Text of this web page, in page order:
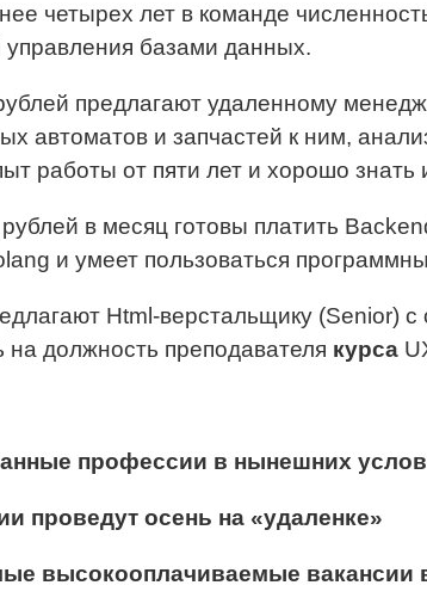
четырех лет в команде
управления базами данных.
предлагают удаленному
автоматов и запчастей к ним,
работы от пяти лет и хорошо
в месяц готовы платить
и умеет пользоваться
Html-верстальщику (Senior)
на должность преподавателя курса
профессии в нынешних
проведут осень на «удаленке»
высокооплачиваемые вакансии